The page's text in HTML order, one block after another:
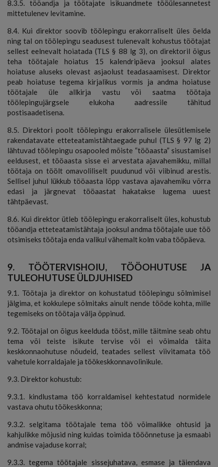
8.3.5. tööandja ja töötajate isikuandmete tööülesannetest
mittetulenev levitamine.
8.4. Kui direktor soovib töölepingu erakorraliselt üles öelda
ning tal on töölepingu seadusest tulenevalt kohustus töötajat
sellest eelnevalt hoiatada (TLS § 88 lg 3), on direktoril õigus
teha töötajale hoiatus 15 kalendripäeva jooksul alates
hoiatuse aluseks olevast asjaolust teadasaamisest. Direktor
peab hoiatuse tegema kirjalikus vormis ja andma hoiatuse
töötajale üle allkirja vastu või saatma töötaja
töölepingujärgsele elukoha aadressile tähitud
postisaadetisena.
8.5. Direktori poolt töölepingu erakorralisele ülesütlemisele
rakendatavate etteteatamistähtaegade puhul (TLS § 97 lg 2)
lähtuvad töölepingu osapooled mõiste “tööaasta” sisustamisel
eeldusest, et tööaasta sisse ei arvestata ajavahemikku, millal
töötaja on töölt omavoliliselt puudunud või viibinud arestis.
Sellisel juhul lükkub tööaasta lõpp vastava ajavahemiku võrra
edasi ja järgnevat tööaastat hakatakse lugema uuest
tähtpäevast.
8.6. Kui direktor ütleb töölepingu erakorraliselt üles, kohustub
tööandja etteteatamistähtaja jooksul andma töötajale uue töö
otsimiseks töötaja enda valikul vähemalt kolm vaba tööpäeva.
9. TÖÖTERVISHOIU, TÖÖOHUTUSE JA
TULEOHUTUSE ÜLDJUHISED
9.1. Töötaja ja direktor on kohustatud töölepingu sõlmimisel
jälgima, et kokkulepe sõlmitaks ainult nende tööde kohta, mille
tegemiseks on töötaja välja õppinud.
9.2. Töötajal on õigus keelduda tööst, mille täitmine seab ohtu
tema või teiste isikute tervise või ei võimalda täita
keskkonnaohutuse nõudeid, teatades sellest viivitamata töö
vahetule korraldajale ja töökeskkonnavolinikule.
9.3. Direktor kohustub:
9.3.1. kindlustama töö korraldamisel kehtestatud normidele
vastava ohutu töökeskkonna;
9.3.2. selgitama töötajale tema töö võimalikke ohtusid ja
kahjulikke mõjusid ning kuidas toimida tööõnnetuse ja esmaabi
andmise vajaduse korral;
9.3.3. tegema töötajale sissejuhatava, esmase ja täiendava